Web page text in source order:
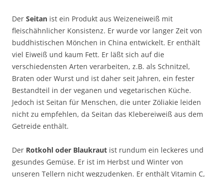
Der Seitan ist ein Produkt aus Weizeneiweiß mit
fleischähnlicher Konsistenz. Er wurde vor langer Zeit von
buddhistischen Mönchen in China entwickelt. Er enthält
viel Eiweiß und kaum Fett. Er läßt sich auf die
verschiedensten Arten verarbeiten, z.B. als Schnitzel,
Braten oder Wurst und ist daher seit Jahren, ein fester
Bestandteil in der veganen und vegetarischen Küche.
Jedoch ist Seitan für Menschen, die unter Zöliakie leiden
nicht zu empfehlen, da Seitan das Klebereiweiß aus dem
Getreide enthält.
Der Rotkohl oder Blaukraut ist rundum ein leckeres und
gesundes Gemüse. Er ist im Herbst und Winter von
unseren Tellern nicht wegzudenken. Er enthält Vitamin C,